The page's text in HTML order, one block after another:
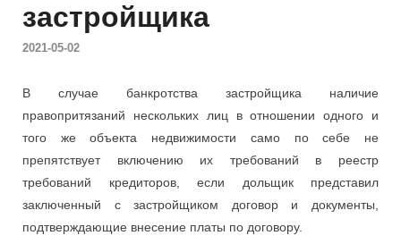
застройщика
2021-05-02
В случае банкротства застройщика наличие
правопритязаний нескольких лиц в отношении одного и
того же объекта недвижимости само по себе не
препятствует включению их требований в реестр
требований кредиторов, если дольщик представил
заключенный с застройщиком договор и документы,
подтверждающие внесение платы по договору.